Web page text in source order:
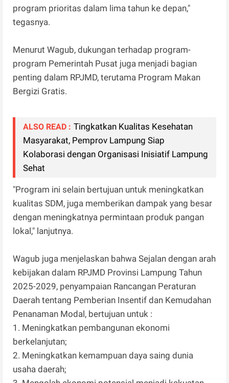
program prioritas dalam lima tahun ke depan,"
tegasnya.
Menurut Wagub, dukungan terhadap program-
program Pemerintah Pusat juga menjadi bagian
penting dalam RPJMD, terutama Program Makan
Bergizi Gratis.
ALSO READ : Tingkatkan Kualitas Kesehatan
Masyarakat, Pemprov Lampung Siap
Kolaborasi dengan Organisasi Inisiatif Lampung
Sehat
"Program ini selain bertujuan untuk meningkatkan
kualitas SDM, juga memberikan dampak yang besar
dengan meningkatnya permintaan produk pangan
lokal," lanjutnya.
Wagub juga menjelaskan bahwa Sejalan dengan arah
kebijakan dalam RPJMD Provinsi Lampung Tahun
2025-2029, penyampaian Rancangan Peraturan
Daerah tentang Pemberian Insentif dan Kemudahan
Penanaman Modal, bertujuan untuk :
1. Meningkatkan pembangunan ekonomi
berkelanjutan;
2. Meningkatkan kemampuan daya saing dunia
usaha daerah;